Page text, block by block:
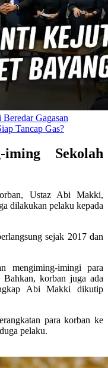
Gagasan
Tancap Gas?
Sekolah
Ustaz Abi Makki,
dilakukan pelaku kepada
sejak 2017 dan
mengiming-imingi para
korban juga ada
Abi Makki dikutip
para korban ke
pelaku.